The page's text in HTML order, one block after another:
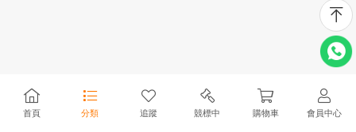
首頁 分類 追蹤 競標中 購物車 會員中心